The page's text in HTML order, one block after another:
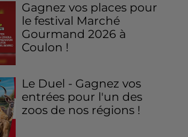
Gagnez vos places pour
le festival Marché
Gourmand 2026 à
Coulon !
Le Duel - Gagnez vos
entrées pour l'un des
zoos de nos régions !